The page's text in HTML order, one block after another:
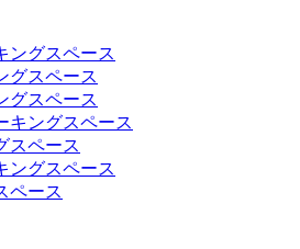
ングスペース
グスペース
グスペース
キングスペース
スペース
ングスペース
ペース